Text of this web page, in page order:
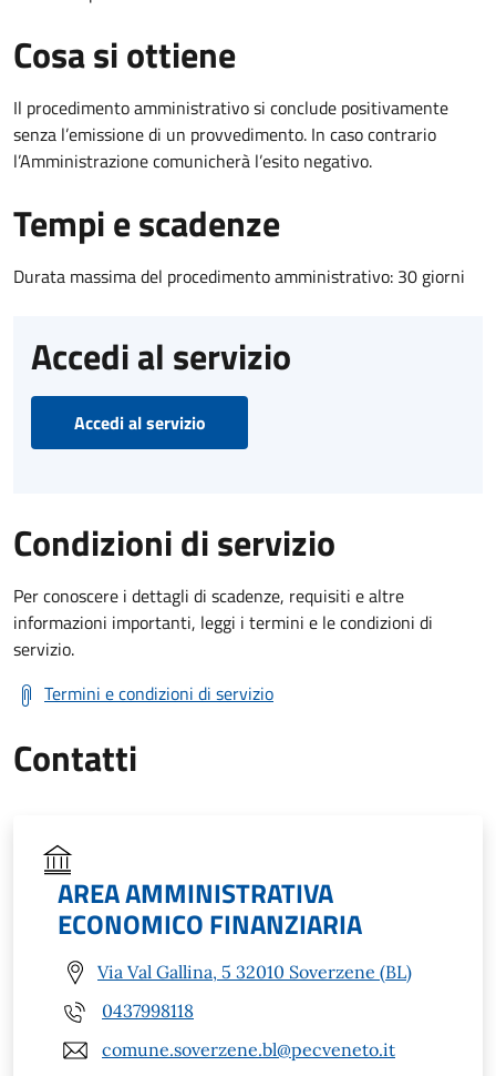
Cosa si ottiene
Il procedimento amministrativo si conclude positivamente
senza l’emissione di un provvedimento. In caso contrario
l’Amministrazione comunicherà l’esito negativo.
Tempi e scadenze
Durata massima del procedimento amministrativo: 30 giorni
Accedi al servizio
Accedi al servizio
Condizioni di servizio
Per conoscere i dettagli di scadenze, requisiti e altre
informazioni importanti, leggi i termini e le condizioni di
servizio.
Termini e condizioni di servizio
Contatti
AREA AMMINISTRATIVA
ECONOMICO FINANZIARIA
Via Val Gallina, 5 32010 Soverzene (BL)
0437998118
comune.soverzene.bl@pecveneto.it